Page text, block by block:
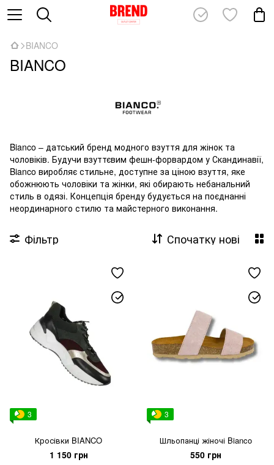
BIANCO
BIANCO
Bianco – датський бренд модного взуття для жінок та
чоловіків. Будучи взуттєвим фешн-форвардом у Скандинавії,
Bianco виробляє стильне, доступне за ціною взуття, яке
обожнюють чоловіки та жінки, які обирають небанальний
стиль в одязі. Концепція бренду будується на поєднанні
неординарного стилю та майстерного виконання.
Фільтр Спочатку нові
3
Кросівки BIANCO
1 150 грн
3
Шльопанці жіночі Bianco
550 грн